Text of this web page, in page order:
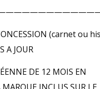
(carnet ou
A JOUR
DE 12 MOIS EN